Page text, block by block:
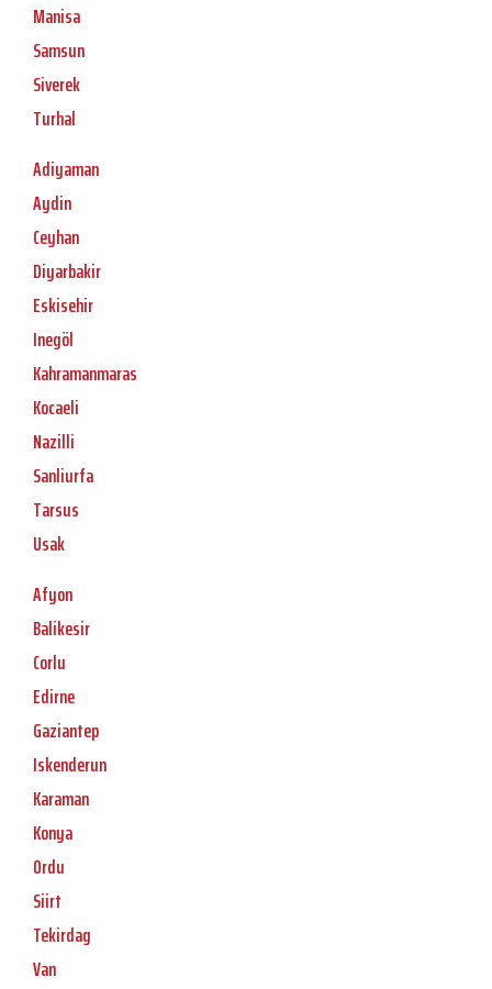
Manisa
Samsun
Siverek
Turhal
Adiyaman
Aydin
Ceyhan
Diyarbakir
Eskisehir
Inegöl
Kahramanmaras
Kocaeli
Nazilli
Sanliurfa
Tarsus
Usak
Afyon
Balikesir
Corlu
Edirne
Gaziantep
Iskenderun
Karaman
Konya
Ordu
Siirt
Tekirdag
Van